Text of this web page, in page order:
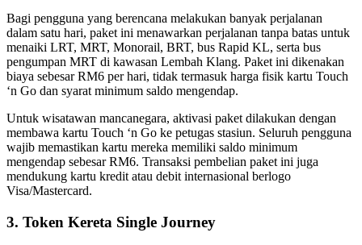
Bagi pengguna yang berencana melakukan banyak perjalanan
dalam satu hari, paket ini menawarkan perjalanan tanpa batas untuk
menaiki LRT, MRT, Monorail, BRT, bus Rapid KL, serta bus
pengumpan MRT di kawasan Lembah Klang. Paket ini dikenakan
biaya sebesar RM6 per hari, tidak termasuk harga fisik kartu Touch
‘n Go dan syarat minimum saldo mengendap.
Untuk wisatawan mancanegara, aktivasi paket dilakukan dengan
membawa kartu Touch ‘n Go ke petugas stasiun. Seluruh pengguna
wajib memastikan kartu mereka memiliki saldo minimum
mengendap sebesar RM6. Transaksi pembelian paket ini juga
mendukung kartu kredit atau debit internasional berlogo
Visa/Mastercard.
3. Token Kereta Single Journey